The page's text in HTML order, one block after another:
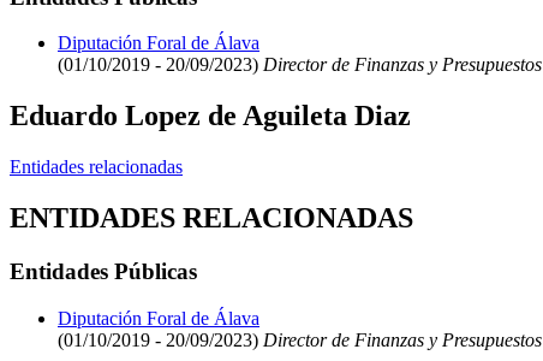
Diputación Foral de Álava
(01/10/2019 - 20/09/2023) Director de Finanzas y Presupuestos
Eduardo Lopez de Aguileta Diaz
Entidades relacionadas
ENTIDADES RELACIONADAS
Entidades Públicas
Diputación Foral de Álava
(01/10/2019 - 20/09/2023) Director de Finanzas y Presupuestos